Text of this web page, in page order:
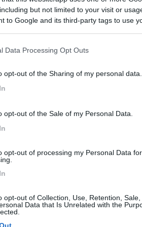
but not limited to your visit or
to Google and its third-party tags to use
Data Processing Opt Outs
opt-out of the Sharing of my personal data.
opt-out of the Sale of my Personal Data.
opt-out of processing my Personal Data
opt-out of Collection, Use, Retention,
Data that Is Unrelated with the
pedana non è anche una pesa??
e nessuno i ha detto niente.Quando